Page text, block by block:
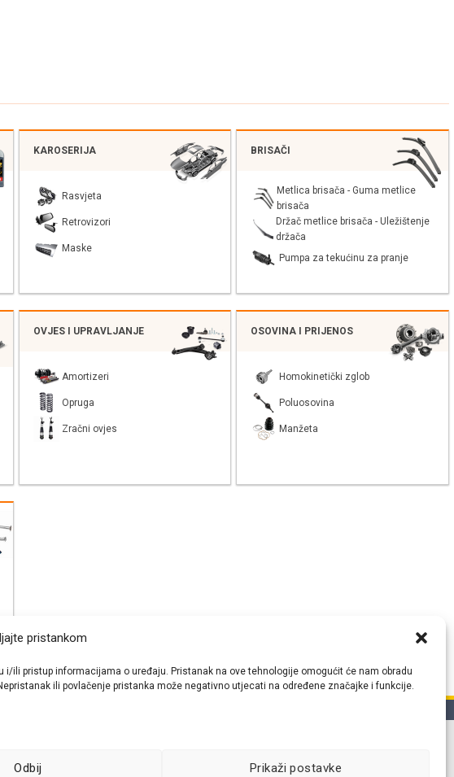
pristankom
ili pristup informacijama o uređaju. Pristanak na ove tehnologije omogućit će nam obradu
ili povlačenje pristanka može negativno utjecati na određene značajke i funkcije.
Odbij Prikaži postavke
KAROSERIJA
Rasvjeta
Retrovizori
Maske
BRISAČI
Metlica brisača - Guma metlice
brisača
Držač metlice brisača - Uležištenje
držača
Pumpa za tekućinu za pranje
OVJES I UPRAVLJANJE
Amortizeri
Opruga
Zračni ovjes
OSOVINA I PRIJENOS
Homokinetički zglob
Poluosovina
Manžeta
i priznatih
teretnih vozila.